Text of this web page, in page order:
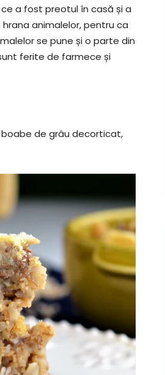
a fost preotul în casă și a
animalelor, pentru ca
se pune și o parte din
ferite de farmece și
de grâu decorticat,